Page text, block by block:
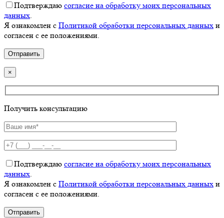
Подтверждаю согласие на обработку моих персональных
данных.
Я ознакомлен с Политикой обработки персональных данных и
согласен с ее положениями.
×
Получить консультацию
Подтверждаю согласие на обработку моих персональных
данных
Я ознакомлен с Политикой обработки персональных данных и
согласен с ее положениями.